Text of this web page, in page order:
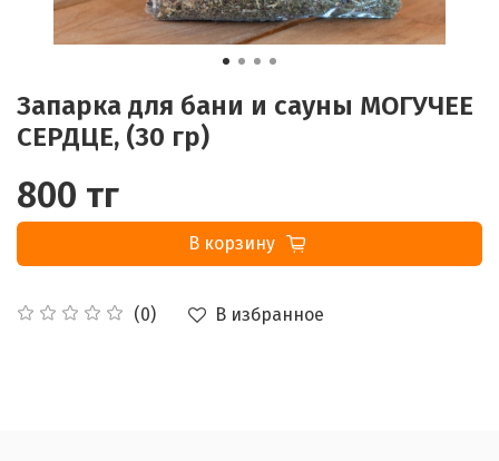
Запарка для бани и сауны МОГУЧЕЕ
СЕРДЦЕ, (30 гр)
(0) В избранное
800 тг
В корзину